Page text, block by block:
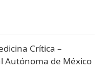
Crítica –
Autónoma de México